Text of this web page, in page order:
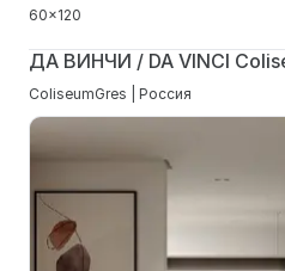
60x120
ДА ВИНЧИ / DA VINCI
ColiseumGres | Россия